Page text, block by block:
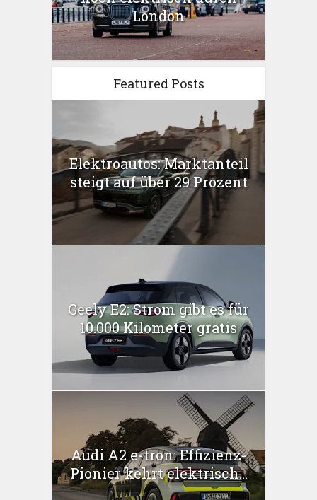
London
Featured Posts
Elektroautos: Marktanteil
steigt auf über 29 Prozent
Geely E2: Strom gibt es für
10.000 Kilometer gratis
Audi A2 e-tron: Effizienz-
Pionier kehrt elektrisch...